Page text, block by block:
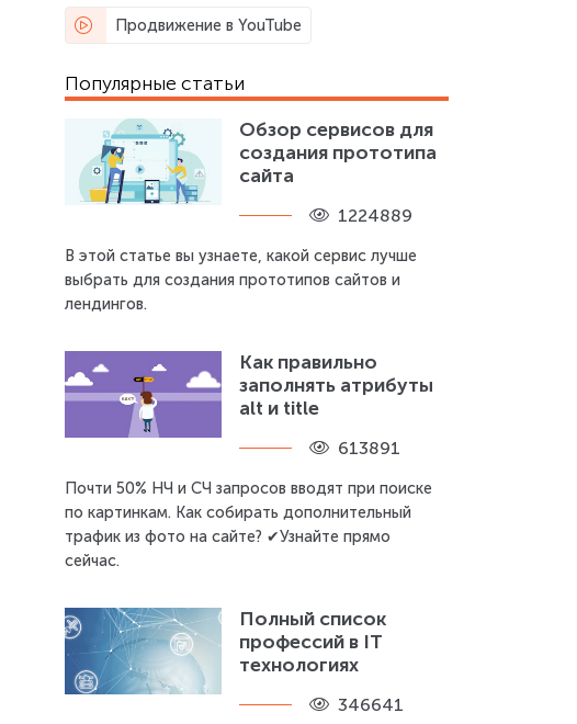
Продвижение в YouTube
Популярные статьи
Обзор сервисов для
создания прототипа
сайта
1224889
В этой статье вы узнаете, какой сервис лучше
выбрать для создания прототипов сайтов и
лендингов.
Как правильно
заполнять атрибуты
alt и title
613891
Почти 50% НЧ и СЧ запросов вводят при поиске
по картинкам. Как собирать дополнительный
трафик из фото на сайте? ✔Узнайте прямо
сейчас.
Полный список
профессий в IT
технологиях
346641